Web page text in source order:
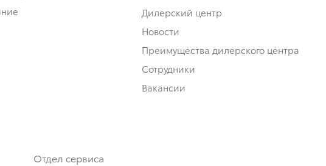
Дилерский центр
Новости
Преимущества дилерского центра
Сотрудники
Вакансии
Отдел сервиса